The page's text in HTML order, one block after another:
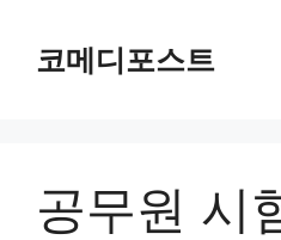
코메디포스트
공무원 시